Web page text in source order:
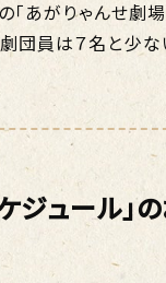
「あがりゃんせ劇
団員は７名と少
ジュール」